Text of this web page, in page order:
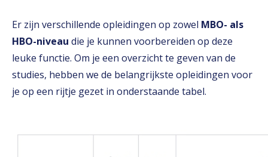
Er zijn verschillende opleidingen op zowel MBO- als
HBO-niveau die je kunnen voorbereiden op deze
leuke functie. Om je een overzicht te geven van de
studies, hebben we de belangrijkste opleidingen voor
je op een rijtje gezet in onderstaande tabel.